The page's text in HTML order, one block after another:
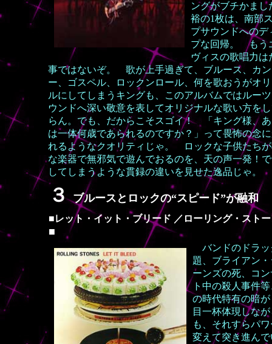
ングがブチかまし
裕の1枚は、南部
プサウンドへのデ
プな回帰。 もう
ヴィスの歌唱力は
事ではないぞ。 歌が上手過ぎて、ブルース、カ
ー、ゴスペル、ロックンロール、何を歌おうがオ
ルにしてしまうキングも、このアルバムではルー
ウンドへ深い敬意を表してオリジナルな歌い方を
らん。でも、だからこそスゴイ！ 「キング様、
は一体何歳であられるのですか？」って畏怖の念
れるようなクオリティじゃ。 ロックな子供たち
な楽器で無邪気で遊んでおるのを、天の声一発！
してしまうような貫録の違いを見せた逸品じゃ。
３ ブルースとロックの“スピード”が融和
■レット・イット・ブリード ／ローリング・スト
■
バンドのドラッ
題、ブライアン
ーンズの死、コ
ト中の殺人事件
の時代特有の暗
目一杯体現しな
も、それすらパ
変えて突き進ん